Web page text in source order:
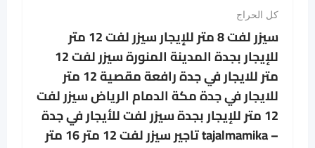
كل الحراج
سيزر لفت 8 متر للإيجار سيزر لفت 12 متر
للإيجار بجدة المدينة المنورة سيزر لفت 12
متر للايجار في جدة رافعة مقصية 12 متر
للايجار في جدة مكة الدمام الرياض سيزر لفت
12 متر للإيجار بجدة سيزر لفت للأيجار في جدة
– tajalmamika تاجير سيزر لفت 12 متر 16 متر